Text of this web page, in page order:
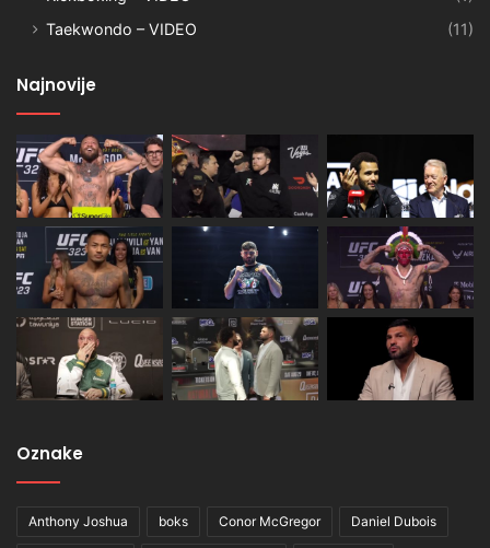
Taekwondo – VIDEO
(11)
Najnovije
Oznake
Anthony Joshua boks Conor McGregor Daniel Dubois